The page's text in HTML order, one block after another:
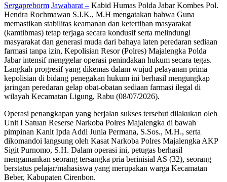
Sergapreborm Jawabarat – Kabid Humas Polda Jabar Kombes Pol.
Hendra Rochmawan S.I.K., M.H mengatakan bahwa Guna
memastikan stabilitas keamanan dan ketertiban masyarakat
(kamtibmas) tetap terjaga secara kondusif serta melindungi
masyarakat dan generasi muda dari bahaya laten peredaran sediaan
farmasi tanpa izin, Kepolisian Resor (Polres) Majalengka Polda
Jabar intensif menggelar operasi penindakan hukum secara tegas.
Langkah progresif yang dikemas dalam wujud pelayanan prima
kepolisian di bidang penegakan hukum ini berhasil mengungkap
jaringan peredaran gelap obat-obatan sediaan farmasi ilegal di
wilayah Kecamatan Ligung, Rabu (08/07/2026).
Operasi penangkapan yang berjalan sukses tersebut dilakukan oleh
Unit I Satuan Reserse Narkoba Polres Majalengka di bawah
pimpinan Kanit Ipda Addi Junia Permana, S.Sos., M.H., serta
dikomandoi langsung oleh Kasat Narkoba Polres Majalengka AKP
Sigit Purnomo, S.H. Dalam operasi ini, petugas berhasil
mengamankan seorang tersangka pria berinisial AS (32), seorang
berstatus pelajar/mahasiswa yang merupakan warga Kecamatan
Beber, Kabupaten Cirenbon.